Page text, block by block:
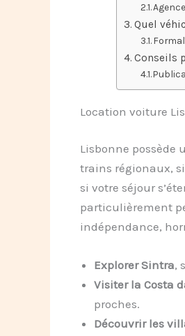
Quel
Conseils
Location voiture
Lisbonne possède
trains régionaux,
si votre séjour
particulièrement
indépendance,
Explorer Sintra,
Visiter la Costa
proches.
Découvrir les